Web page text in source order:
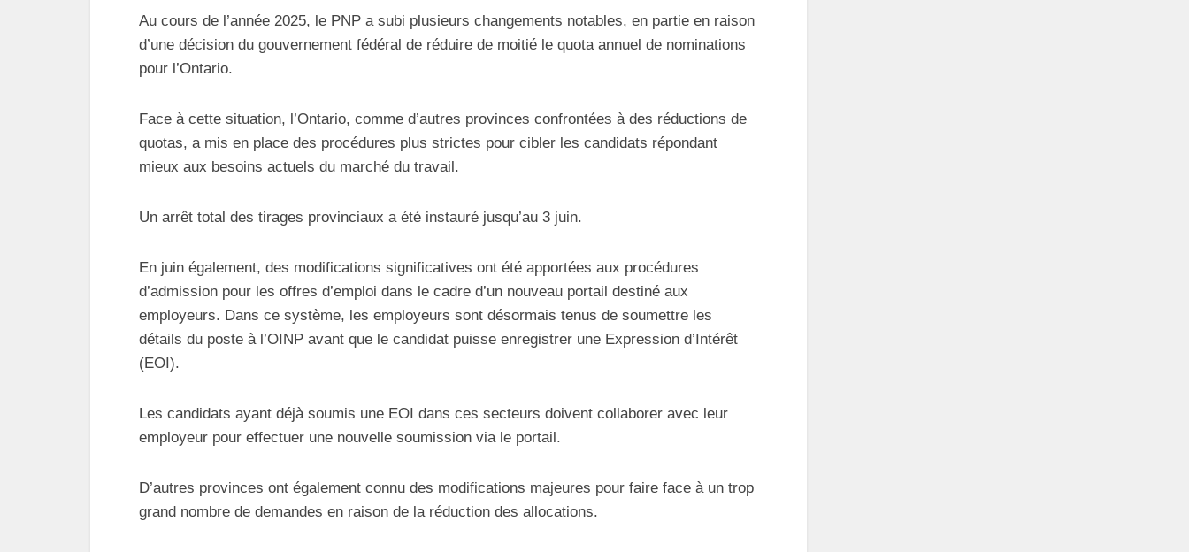
Au cours de l’année 2025, le PNP a subi plusieurs changements notables, en partie en raison
d’une décision du gouvernement fédéral de réduire de moitié le quota annuel de nominations
pour l’Ontario.
Face à cette situation, l’Ontario, comme d’autres provinces confrontées à des réductions de
quotas, a mis en place des procédures plus strictes pour cibler les candidats répondant
mieux aux besoins actuels du marché du travail.
Un arrêt total des tirages provinciaux a été instauré jusqu’au 3 juin.
En juin également, des modifications significatives ont été apportées aux procédures
d’admission pour les offres d’emploi dans le cadre d’un nouveau portail destiné aux
employeurs. Dans ce système, les employeurs sont désormais tenus de soumettre les
détails du poste à l’OINP avant que le candidat puisse enregistrer une Expression d’Intérêt
(EOI).
Les candidats ayant déjà soumis une EOI dans ces secteurs doivent collaborer avec leur
employeur pour effectuer une nouvelle soumission via le portail.
D’autres provinces ont également connu des modifications majeures pour faire face à un trop
grand nombre de demandes en raison de la réduction des allocations.